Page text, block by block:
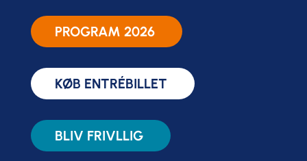
PROGRAM 2026
KØB ENTRÉBILLET
BLIV FRIVLLIG